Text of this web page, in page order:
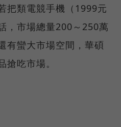
把類電競手機（1999元
，市場總量200～250萬
有蠻大市場空間，華碩
吃市場。